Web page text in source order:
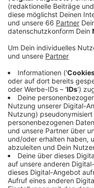
Für "Crazy What Love
zwei Ladies ins Boot
Gemeinsamkeiten
dort durch
haben Power-
Anzeige
Wir
Video-